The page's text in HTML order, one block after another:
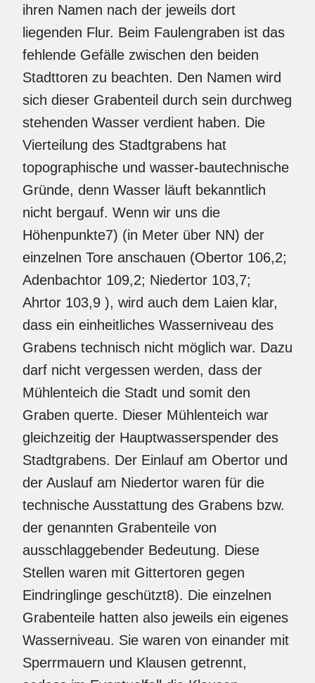
ihren Namen nach der jeweils dort
liegenden Flur. Beim Faulengraben ist das
fehlende Gefälle zwischen den beiden
Stadttoren zu beachten. Den Namen wird
sich dieser Grabenteil durch sein durchweg
stehenden Wasser verdient haben. Die
Vierteilung des Stadtgrabens hat
topographische und wasser-bautechnische
Gründe, denn Wasser läuft bekanntlich
nicht bergauf. Wenn wir uns die
Höhenpunkte7) (in Meter über NN) der
einzelnen Tore anschauen (Obertor 106,2;
Adenbachtor 109,2; Niedertor 103,7;
Ahrtor 103,9 ), wird auch dem Laien klar,
dass ein einheitliches Wasserniveau des
Grabens technisch nicht möglich war. Dazu
darf nicht vergessen werden, dass der
Mühlenteich die Stadt und somit den
Graben querte. Dieser Mühlenteich war
gleichzeitig der Hauptwasserspender des
Stadtgrabens. Der Einlauf am Obertor und
der Auslauf am Niedertor waren für die
technische Ausstattung des Grabens bzw.
der genannten Grabenteile von
ausschlaggebender Bedeutung. Diese
Stellen waren mit Gittertoren gegen
Eindringlinge geschützt8). Die einzelnen
Grabenteile hatten also jeweils ein eigenes
Wasserniveau. Sie waren von einander mit
Sperrmauern und Klausen getrennt,